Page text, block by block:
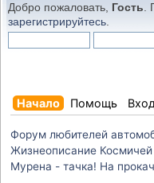
Добро пожаловать, Гость
зарегистрируйтесь
Начало Помощь Вход
Форум любителей
Жизнеописание Космичей
Мурена - тачка! На